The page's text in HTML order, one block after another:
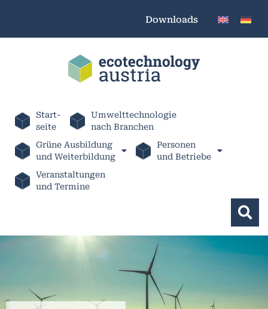
Downloads
Start-
seite
Umwelttechnologie
nach Branchen
Grüne Ausbildung
und Weiterbildung
Personen
und Betriebe
Veranstaltungen
und Termine